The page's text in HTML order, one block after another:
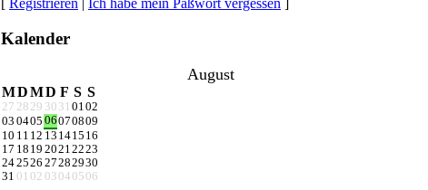
[ Registrieren | Ich habe mein Paßwort vergessen ]
Kalender
August
MDMD F S S
27 28 29 30 31 0102
03 0405 06070809
10 11 12 13 1415 16
17 18 19 20212223
242526 27282930
31 01 02 03 04 05 06